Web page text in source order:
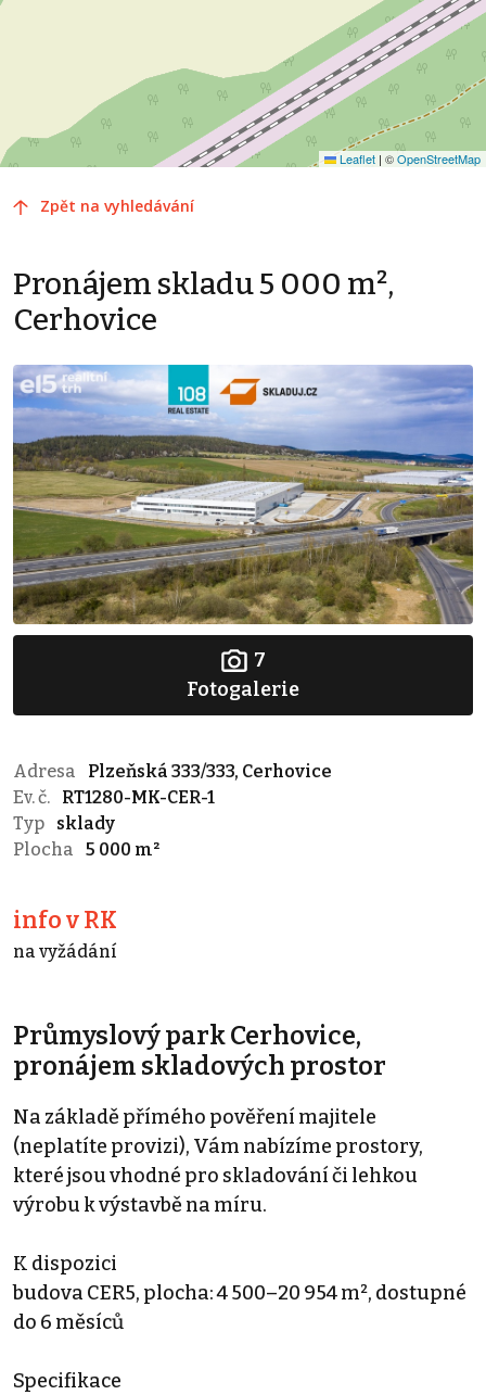
Leaflet | ©OpenStreetMap
Zpět na vyhledávání
Pronájem skladu 5 000 m²,
Cerhovice
7
Fotogalerie
Adresa
Plzeňská 333/333, Cerhovice
Ev. č.
RT1280-MK-CER-1
Typ
sklady
Plocha
5 000 m²
info v RK
na vyžádání
Průmyslový park Cerhovice,
pronájem skladových prostor
Na základě přímého pověření majitele
(neplatíte provizi), Vám nabízíme prostory,
které jsou vhodné pro skladování či lehkou
výrobu k výstavbě na míru.
K dispozici
budova CER5, plocha: 4 500–20 954 m², dostupné
do 6 měsíců
Specifikace